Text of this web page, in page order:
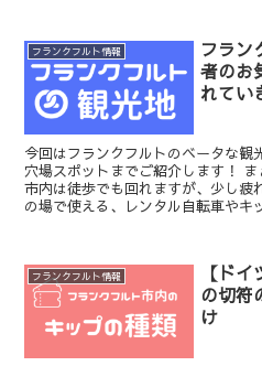
フランクフルト情報
フラン
者のお
れてい
今回はフランクフルトのベータな観
穴場スポットまでご紹介します！
市内は徒歩でも回れますが、少し疲
の場で使える、レンタル自転車やキ
フランクフルト情報
【ド
の切符
け